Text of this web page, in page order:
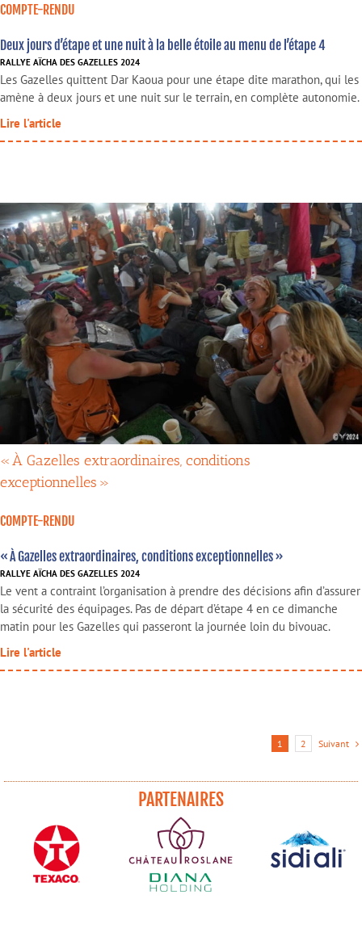
COMPTE-RENDU
Deux jours d’étape et une nuit à la belle étoile au menu de l’étape 4
RALLYE AÏCHA DES GAZELLES 2024
Les Gazelles quittent Dar Kaoua pour une étape dite marathon, qui les
amène à deux jours et une nuit sur le terrain, en complète autonomie.
Lire l'article
« À Gazelles extraordinaires, conditions
exceptionnelles »
COMPTE-RENDU
« À Gazelles extraordinaires, conditions exceptionnelles »
RALLYE AÏCHA DES GAZELLES 2024
Le vent a contraint l’organisation à prendre des décisions afin d’assurer
la sécurité des équipages. Pas de départ d’étape 4 en ce dimanche
matin pour les Gazelles qui passeront la journée loin du bivouac.
Lire l'article
1 2 Suivant
PARTENAIRES